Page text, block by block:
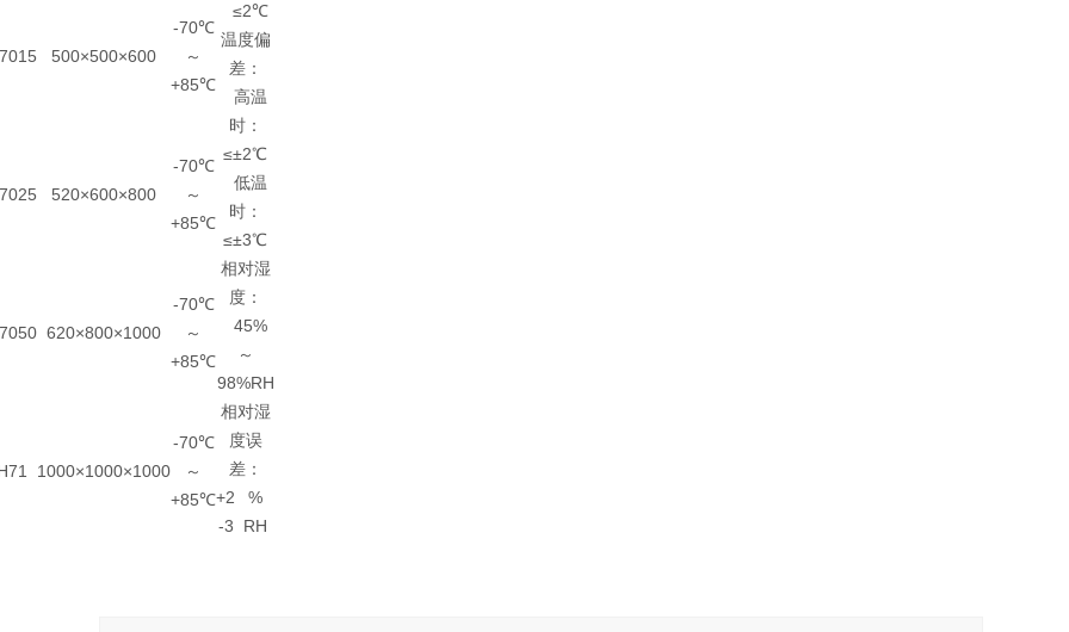
≤2℃
温度偏
差：
高温
时：
≤±2℃
低温
时：
≤±3℃
相对湿
度：
45%
～
98%RH
相对湿
度误
差：
+2
%
RH
-3
500×500×600
-70℃
～
+85℃
520×600×800
-70℃
～
+85℃
620×800×1000
-70℃
～
+85℃
1000×1000×1000
-70℃
～
+85℃